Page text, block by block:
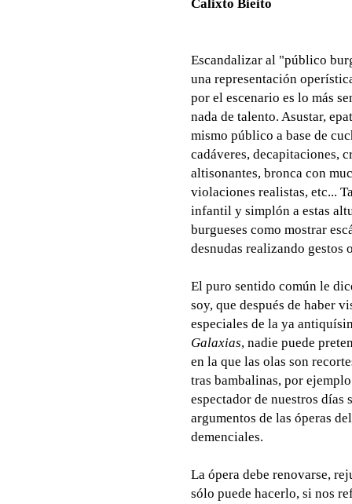
Calixto Bieito
Escandalizar al "público
una representación
por el escenario es lo más
nada de talento. Asustar,
mismo público a base de
cadáveres, decapitaciones,
altisonantes, bronca con
violaciones realistas, etc...
infantil y simplón a estas
burgueses como mostrar
desnudas realizando gestos
El puro sentido común le
soy, que después de haber
especiales de la ya
Galaxias, nadie puede
en la que las olas son
tras bambalinas, por
espectador de nuestros días
argumentos de las óperas
demenciales.
La ópera debe renovarse,
sólo puede hacerlo, si nos